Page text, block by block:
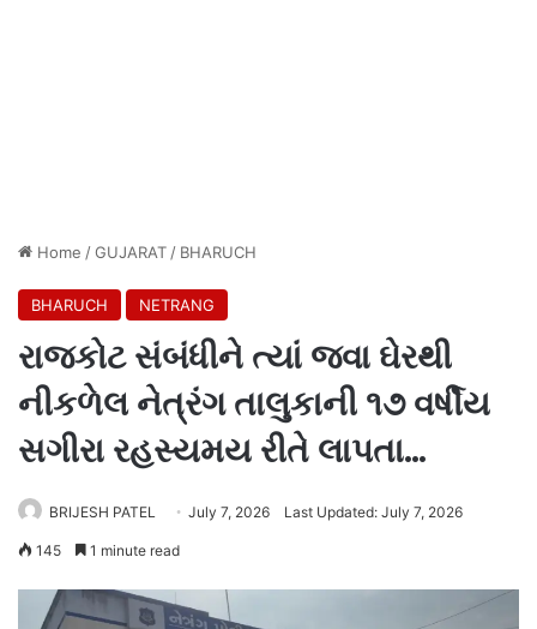
Home /GUJARAT / BHARUCH
BHARUCH NETRANG
રાજકોટ સંબંધીને ત્યાં જવા ઘેરથી
નીકળેલ નેત્રંગ તાલુકાની ૧૭ વર્ષીય
સગીરા રહસ્યમય રીતે લાપતા…
BRIJESH PATEL July 7, 2026 Last Updated: July 7, 2026
145 1 minute read